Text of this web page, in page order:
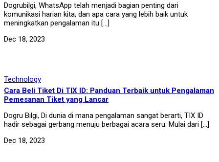
Dogrubilgi, WhatsApp telah menjadi bagian penting dari
komunikasi harian kita, dan apa cara yang lebih baik untuk
meningkatkan pengalaman itu […]
Dec 18, 2023
Technology
Cara Beli Tiket Di TIX ID: Panduan Terbaik untuk Pengalaman
Pemesanan Tiket yang Lancar
Dogru Bilgi, Di dunia di mana pengalaman sangat berarti, TIX ID
hadir sebagai gerbang menuju berbagai acara seru. Mulai dari […]
Dec 18, 2023